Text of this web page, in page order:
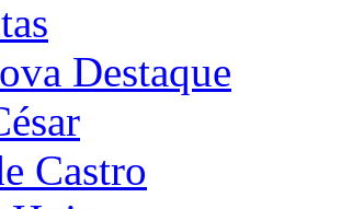
Destaque
Castro